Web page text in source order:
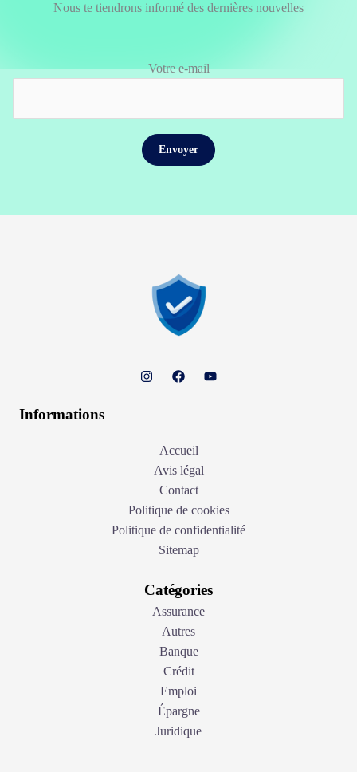
Nous te tiendrons informé des dernières nouvelles
Votre e-mail
Informations
Accueil
Avis légal
Contact
Politique de cookies
Politique de confidentialité
Sitemap
Catégories
Assurance
Autres
Banque
Crédit
Emploi
Épargne
Juridique